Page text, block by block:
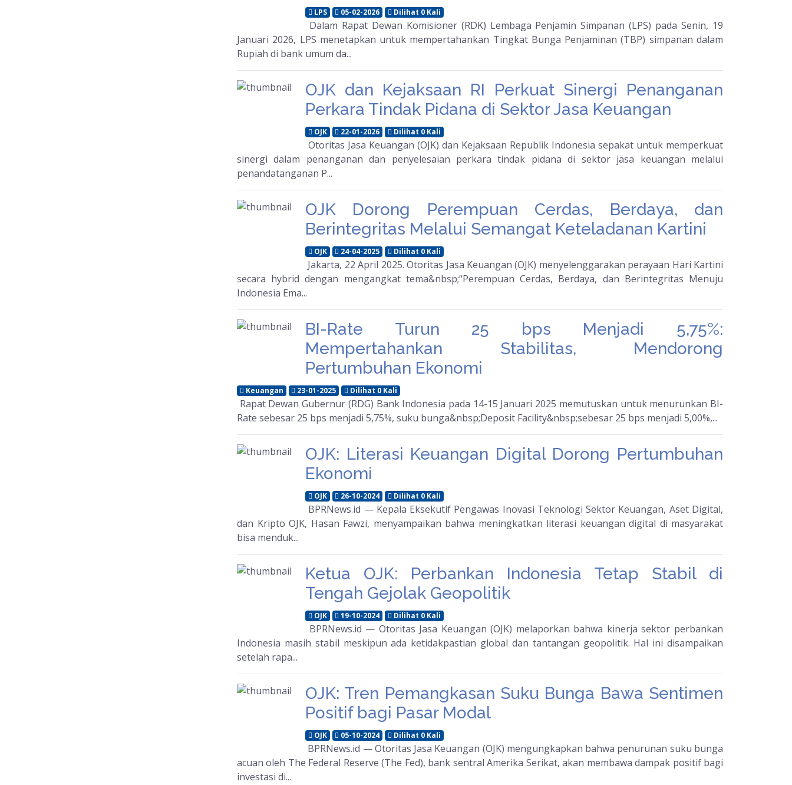
LPS 05-02-2026 Dilihat 0 Kali
Dalam Rapat Dewan Komisioner (RDK) Lembaga Penjamin Simpanan (LPS) pada Senin, 19
Januari 2026, LPS menetapkan untuk mempertahankan Tingkat Bunga Penjaminan (TBP) simpanan dalam
Rupiah di bank umum da...
OJK dan Kejaksaan RI Perkuat Sinergi Penanganan
Perkara Tindak Pidana di Sektor Jasa Keuangan
OJK 22-01-2026 Dilihat 0 Kali
Otoritas Jasa Keuangan (OJK) dan Kejaksaan Republik Indonesia sepakat untuk memperkuat
sinergi dalam penanganan dan penyelesaian perkara tindak pidana di sektor jasa keuangan melalui
penandatanganan P...
OJK Dorong Perempuan Cerdas, Berdaya, dan
Berintegritas Melalui Semangat Keteladanan Kartini
OJK 24-04-2025 Dilihat 0 Kali
Jakarta, 22 April 2025. Otoritas Jasa Keuangan (OJK) menyelenggarakan perayaan Hari Kartini
secara hybrid dengan mengangkat tema&nbsp;“Perempuan Cerdas, Berdaya, dan Berintegritas Menuju
Indonesia Ema...
BI-Rate Turun 25 bps Menjadi 5,75%:
Mempertahankan Stabilitas, Mendorong
Pertumbuhan Ekonomi
Keuangan 23-01-2025 Dilihat 0 Kali
Rapat Dewan Gubernur (RDG) Bank Indonesia pada 14-15 Januari 2025 memutuskan untuk menurunkan BI-
Rate sebesar 25 bps menjadi 5,75%, suku bunga&nbsp;Deposit Facility&nbsp;sebesar 25 bps menjadi 5,00%,...
OJK: Literasi Keuangan Digital Dorong Pertumbuhan
Ekonomi
OJK 26-10-2024 Dilihat 0 Kali
BPRNews.id — Kepala Eksekutif Pengawas Inovasi Teknologi Sektor Keuangan, Aset Digital,
dan Kripto OJK, Hasan Fawzi, menyampaikan bahwa meningkatkan literasi keuangan digital di masyarakat
bisa menduk...
Ketua OJK: Perbankan Indonesia Tetap Stabil di
Tengah Gejolak Geopolitik
OJK 19-10-2024 Dilihat 0 Kali
BPRNews.id — Otoritas Jasa Keuangan (OJK) melaporkan bahwa kinerja sektor perbankan
Indonesia masih stabil meskipun ada ketidakpastian global dan tantangan geopolitik. Hal ini disampaikan
setelah rapa...
OJK: Tren Pemangkasan Suku Bunga Bawa Sentimen
Positif bagi Pasar Modal
OJK 05-10-2024 Dilihat 0 Kali
BPRNews.id — Otoritas Jasa Keuangan (OJK) mengungkapkan bahwa penurunan suku bunga
acuan oleh The Federal Reserve (The Fed), bank sentral Amerika Serikat, akan membawa dampak positif bagi
investasi di...